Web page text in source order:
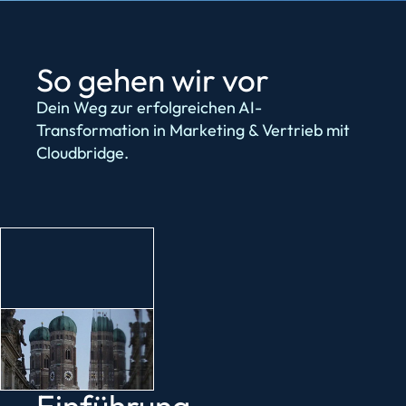
So gehen wir vor
Dein Weg zur erfolgreichen AI-
Transformation in Marketing & Vertrieb mit
Cloudbridge.